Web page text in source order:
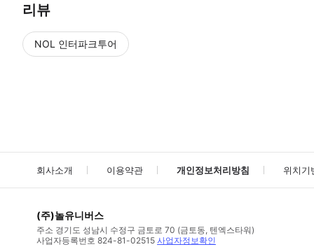
리뷰
NOL 인터파크투어
회사소개 이용약관 개인정보처리방침 위치기
(주)놀유니버스
주소 경기도 성남시 수정구 금토로 70 (금토동, 텐엑스타워)
사업자등록번호 824-81-02515 사업자정보확인